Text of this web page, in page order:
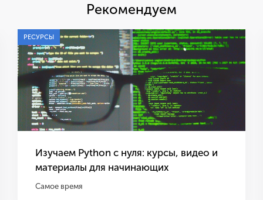
Рекомендуем
РЕСУРСЫ
Изучаем Python с нуля: курсы, видео и
материалы для начинающих
Самое время